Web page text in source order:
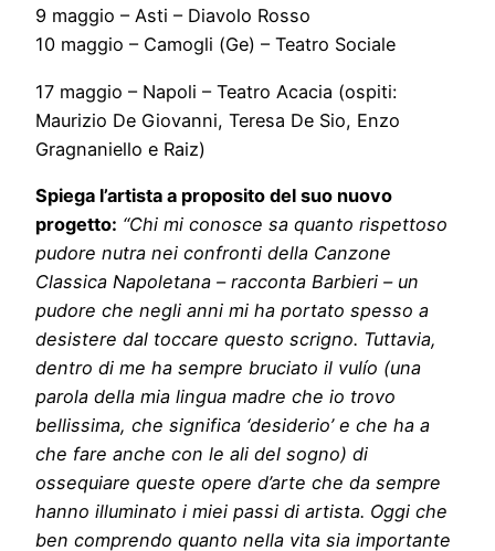
9 maggio – Asti – Diavolo Rosso
10 maggio – Camogli (Ge) – Teatro Sociale
17 maggio – Napoli – Teatro Acacia (ospiti:
Maurizio De Giovanni, Teresa De Sio, Enzo
Gragnaniello e Raiz)
Spiega l’artista a proposito del suo nuovo
progetto: “Chi mi conosce sa quanto rispettoso
pudore nutra nei confronti della Canzone
Classica Napoletana – racconta Barbieri – un
pudore che negli anni mi ha portato spesso a
desistere dal toccare questo scrigno. Tuttavia,
dentro di me ha sempre bruciato il vulío (una
parola della mia lingua madre che io trovo
bellissima, che significa ‘desiderio’ e che ha a
che fare anche con le ali del sogno) di
ossequiare queste opere d’arte che da sempre
hanno illuminato i miei passi di artista. Oggi che
ben comprendo quanto nella vita sia importante